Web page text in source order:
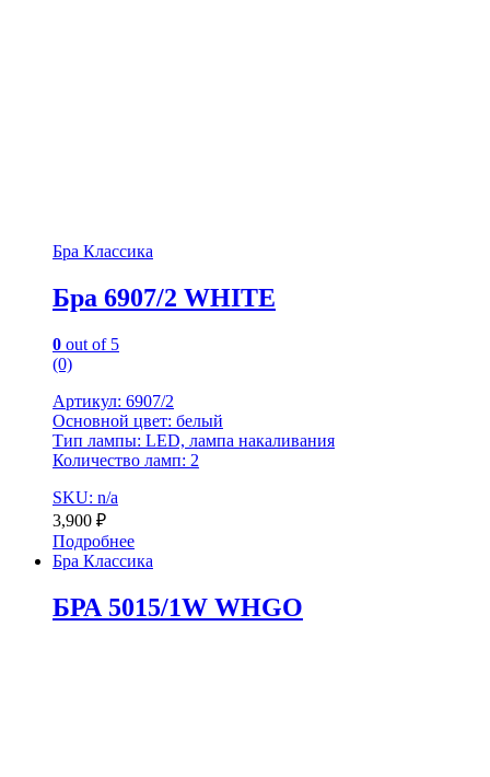
Бра Классика
Бра 6907/2 WHITE
0 out of 5
(0)
Артикул: 6907/2
Основной цвет: белый
Тип лампы: LED, лампа накаливания
Количество ламп: 2
SKU: n/a
3,900 ₽
Подробнее
Бра Классика
БРА 5015/1W WHGO